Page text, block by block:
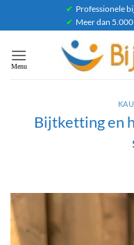
✔ Professionele
✔ Meer dan
Bijtketting en